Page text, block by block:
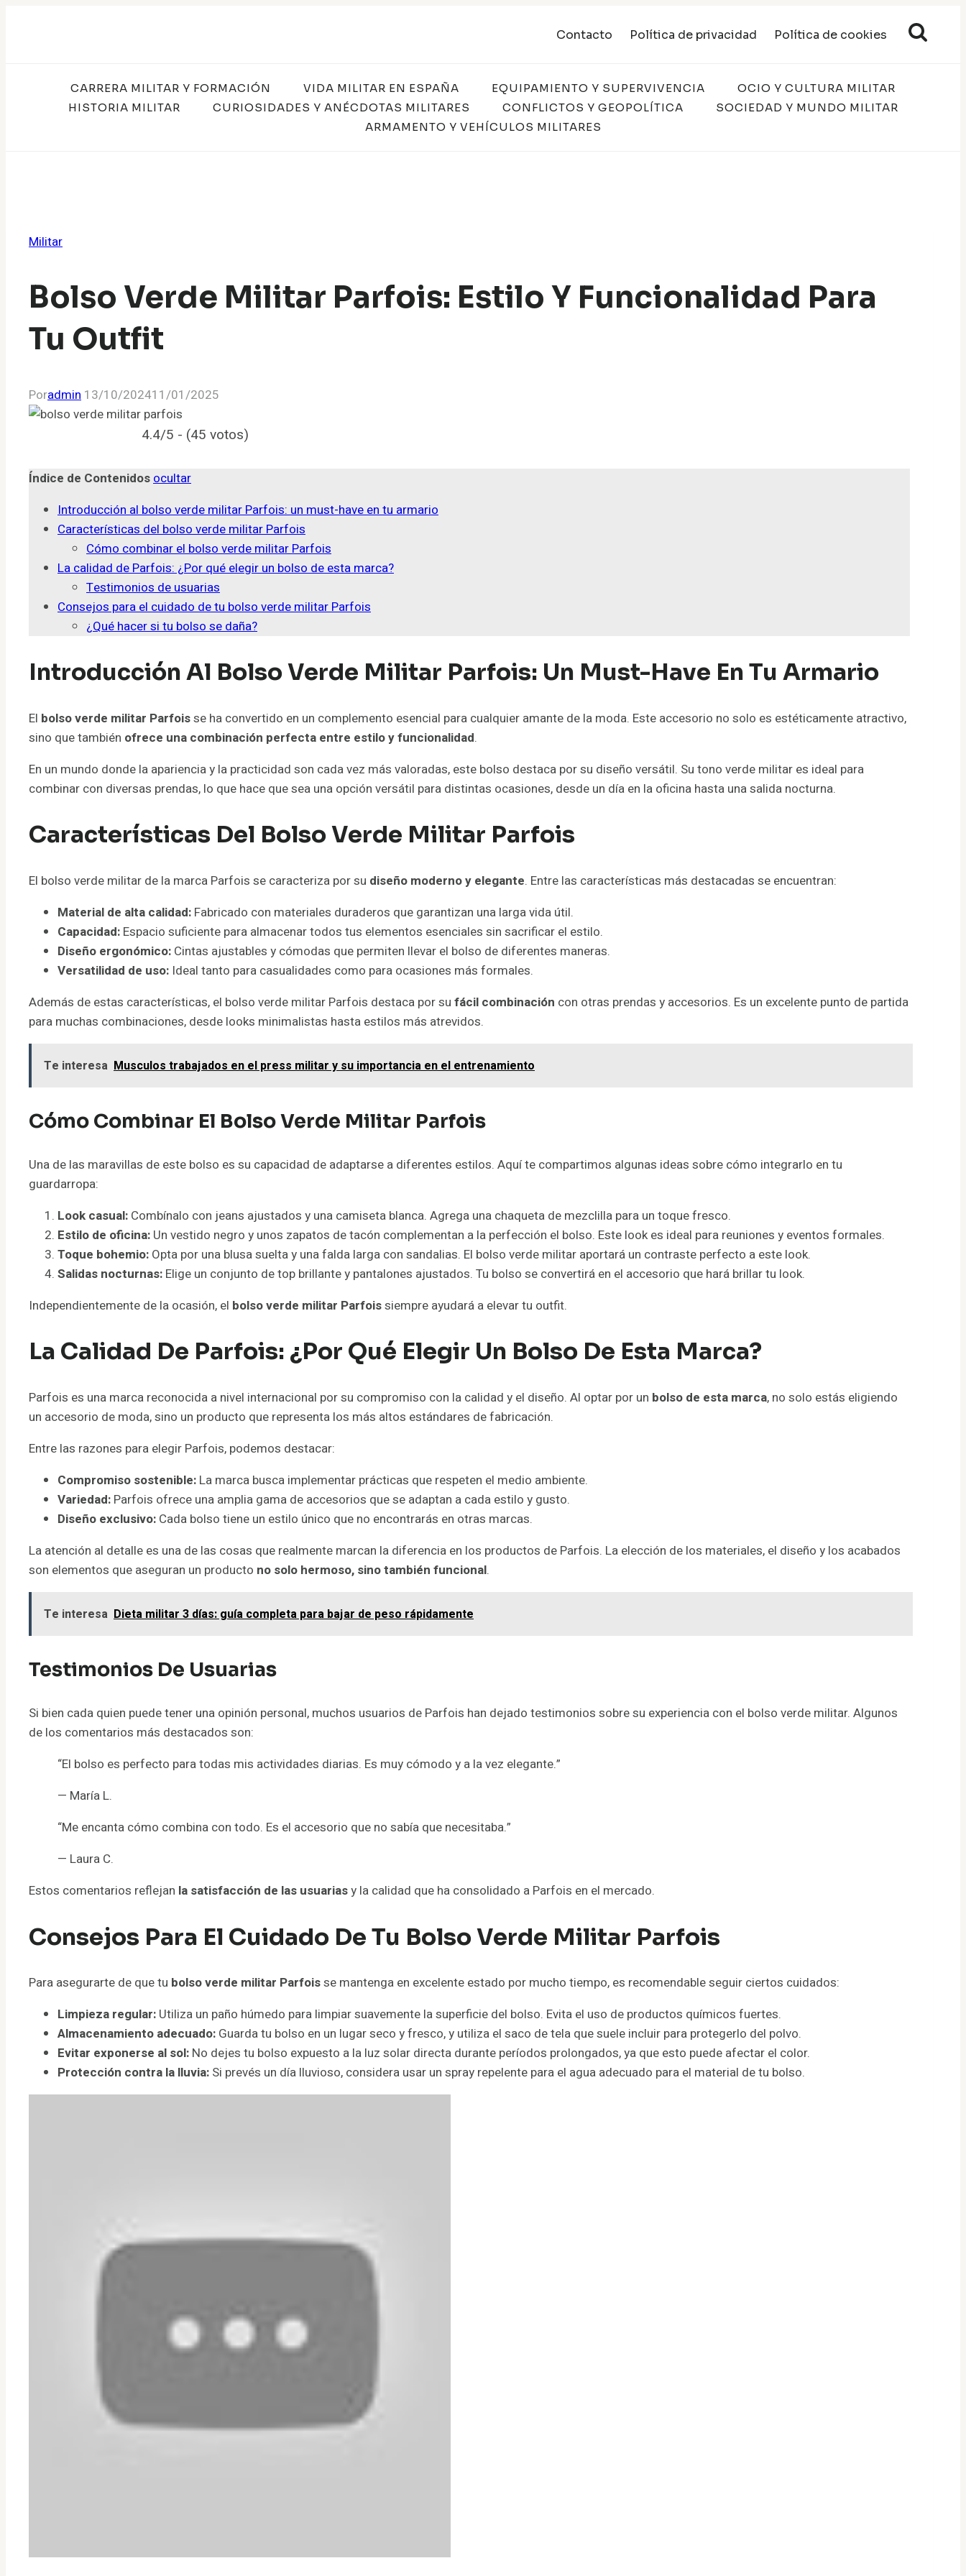
Contacto Política de privacidad Política de cookies
CARRERA MILITAR Y FORMACIÓN VIDA MILITAR EN ESPAÑA EQUIPAMIENTO Y SUPERVIVENCIA
OCIO Y CULTURA MILITAR
HISTORIA MILITAR
CURIOSIDADES Y ANÉCDOTAS MILITARES CONFLICTOS Y GEOPOLÍTICA
SOCIEDAD Y MUNDO MILITAR
ARMAMENTO Y VEHÍCULOS MILITARES
Militar
Bolso Verde Militar Parfois: Estilo Y Funcionalidad Para
Tu Outfit
Poradmin 13/10/202411/01/2025
4.4/5 - (45 votos)
Índice de Contenidos ocultar
Introducción al bolso verde militar Parfois: un must-have en tu armario
Características del bolso verde militar Parfois
Cómo combinar el bolso verde militar Parfois
La calidad de Parfois: ¿Por qué elegir un bolso de esta marca?
Testimonios de usuarias
Consejos para el cuidado de tu bolso verde militar Parfois
¿Qué hacer si tu bolso se daña?
Introducción Al Bolso Verde Militar Parfois: Un Must-Have En Tu Armario
El bolso verde militar Parfoisse ha convertido en un complemento esencial para cualquier amante de la moda. Este accesorio no solo es estéticamente atractivo,
sino que también ofrece una combinación perfecta entre estilo y funcionalidad.
En un mundo donde la apariencia y la practicidad son cada vez más valoradas, este bolso destaca por su diseño versátil. Su tono verde militar es ideal para
combinar con diversas prendas, lo que hace que sea una opción versátil para distintas ocasiones, desde un día en la oficina hasta una salida nocturna.
Características Del Bolso Verde Militar Parfois
El bolso verde militar de la marca Parfois se caracteriza por su diseño moderno y elegante. Entre las características más destacadas se encuentran:
Material de alta calidad: Fabricado con materiales duraderos que garantizan una larga vida útil.
Capacidad: Espacio suficiente para almacenar todos tus elementos esenciales sin sacrificar el estilo.
Diseño ergonómico: Cintas ajustables y cómodas que permiten llevar el bolso de diferentes maneras.
Versatilidad de uso: Ideal tanto para casualidades como para ocasiones más formales.
Además de estas características, el bolso verde militar Parfois destaca por su fácil combinación con otras prendas y accesorios. Es un excelente punto de partida
para muchas combinaciones, desde looks minimalistas hasta estilos más atrevidos.
Te interesa Musculos trabajados en el press militar y su importancia en el entrenamiento
Cómo Combinar El Bolso Verde Militar Parfois
Una de las maravillas de este bolso es su capacidad de adaptarse a diferentes estilos. Aquí te compartimos algunas ideas sobre cómo integrarlo en tu
guardarropa:
Look casual: Combínalo con jeans ajustados y una camiseta blanca. Agrega una chaqueta de mezclilla para un toque fresco.
Estilo de oficina: Un vestido negro y unos zapatos de tacón complementan a la perfección el bolso. Este look es ideal para reuniones y eventos formales.
Toque bohemio: Opta por una blusa suelta y una falda larga con sandalias. El bolso verde militar aportará un contraste perfecto a este look.
Salidas nocturnas: Elige un conjunto de top brillante y pantalones ajustados. Tu bolso se convertirá en el accesorio que hará brillar tu look.
Independientemente de la ocasión, el bolso verde militar Parfoissiempre ayudará a elevar tu outfit.
La Calidad De Parfois: ¿Por Qué Elegir Un Bolso De Esta Marca?
Parfois es una marca reconocida a nivel internacional por su compromiso con la calidad y el diseño. Al optar por un bolso de esta marca, no solo estás eligiendo
un accesorio de moda, sino un producto que representa los más altos estándares de fabricación.
Entre las razones para elegir Parfois, podemos destacar:
Compromiso sostenible: La marca busca implementar prácticas que respeten el medio ambiente.
Variedad: Parfois ofrece una amplia gama de accesorios que se adaptan a cada estilo y gusto.
Diseño exclusivo: Cada bolso tiene un estilo único que no encontrarás en otras marcas.
La atención al detalle es una de las cosas que realmente marcan la diferencia en los productos de Parfois. La elección de los materiales, el diseño y los acabados
son elementos que aseguran un producto no solo hermoso, sino también funcional.
Te interesa Dieta militar 3 días: guía completa para bajar de peso rápidamente
Testimonios De Usuarias
Si bien cada quien puede tener una opinión personal, muchos usuarios de Parfois han dejado testimonios sobre su experiencia con el bolso verde militar. Algunos
de los comentarios más destacados son:
“El bolso es perfecto para todas mis actividades diarias. Es muy cómodo y a la vez elegante.”
— María L.
“Me encanta cómo combina con todo. Es el accesorio que no sabía que necesitaba.”
— Laura C.
Estos comentarios reflejan la satisfacción de las usuariasy la calidad que ha consolidado a Parfois en el mercado.
Consejos Para El Cuidado De Tu Bolso Verde Militar Parfois
Para asegurarte de que tu bolso verde militar Parfoisse mantenga en excelente estado por mucho tiempo, es recomendable seguir ciertos cuidados:
Limpieza regular: Utiliza un paño húmedo para limpiar suavemente la superficie del bolso. Evita el uso de productos químicos fuertes.
Almacenamiento adecuado: Guarda tu bolso en un lugar seco y fresco, y utiliza el saco de tela que suele incluir para protegerlo del polvo.
Evitar exponerse al sol: No dejes tu bolso expuesto a la luz solar directa durante períodos prolongados, ya que esto puede afectar el color.
Protección contra la lluvia: Si prevés un día lluvioso, considera usar un spray repelente para el agua adecuado para el material de tu bolso.